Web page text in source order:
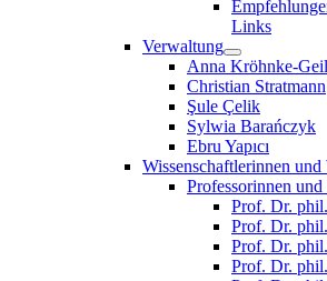
Links
Verwaltung
Anna Kröhnke-
Christian Stratmann
Şule Çelik
Sylwia Barańczyk
Ebru Yapıcı
Wissenschaftlerinnen und
Professorinnen und
Prof. Dr.
Prof. Dr.
Prof. Dr.
Prof. Dr.